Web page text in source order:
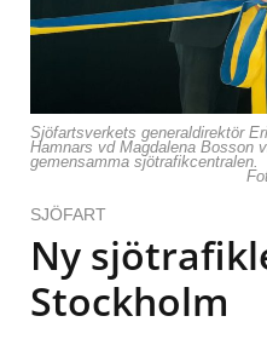
Sjöfartsverkets generaldirektör
Hamnars vd Magdalena Bosson
gemensamma sjötrafikcentralen.
SJÖFART
Ny
Stockholm